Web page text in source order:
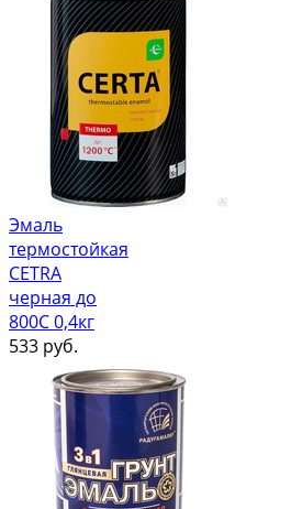
Эмаль
термостойкая
CETRA
черная до
800С 0,4кг
533 руб.